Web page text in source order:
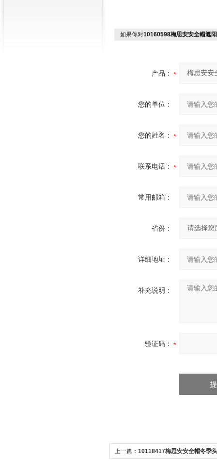
如果你对10160598梅思安安全帽遮
产品：
您的单位：
您的姓名：
联系电话：
常用邮箱：
省份：
详细地址：
补充说明：
验证码：
上一篇： 10118417梅思安安全帽冬季